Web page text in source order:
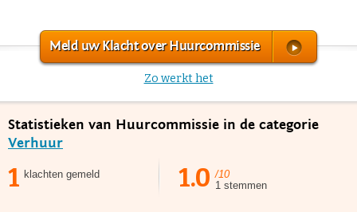
Meld uw Klacht over Huurcommissie
Zo werkt het
Statistieken van Huurcommissie in de categorie
Verhuur
1 klachten gemeld 1.0 /10
1 stemmen